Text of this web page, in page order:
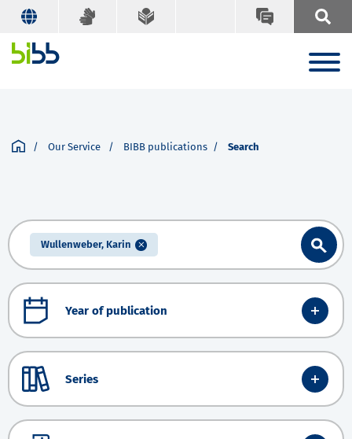
Our Service BIBB publications Search
Wullenweber, Karin
Year of publication
Series